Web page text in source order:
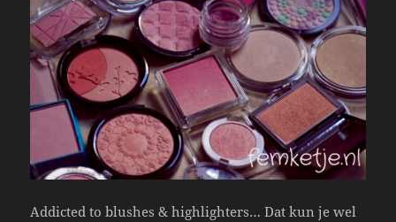
Addicted to blushes & highlighters… Dat kun je wel